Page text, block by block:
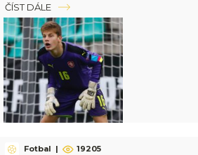
ČÍST DÁLE
Fotbal | 19205